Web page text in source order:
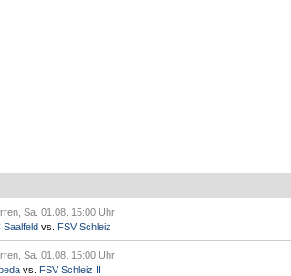
Sa. 01.08. 15:00 Uhr
Saalfeld vs. FSV Schleiz
Sa. 01.08. 15:00 Uhr
vs. FSV Schleiz II